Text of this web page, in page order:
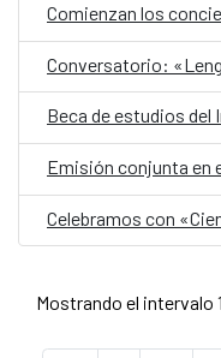
Mostrando el intervalo